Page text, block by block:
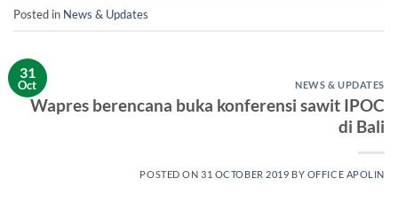
Posted in News & Updates
31
Oct NEWS & UPDATES
Wapres berencana buka konferensi sawit IPOC
di Bali
POSTED ON31 OCTOBER 2019 BY OFFICE APOLIN